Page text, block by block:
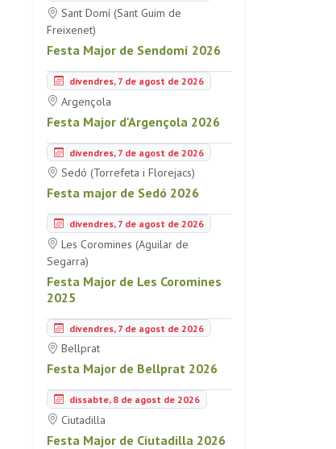
Sant Domí (Sant Guim de
Freixenet)
Festa Major de Sendomí 2026
divendres, 7 de agost de 2026
Argençola
Festa Major d'Argençola 2026
divendres, 7 de agost de 2026
Sedó (Torrefeta i Florejacs)
Festa major de Sedó 2026
divendres, 7 de agost de 2026
Les Coromines (Aguilar de
Segarra)
Festa Major de Les Coromines
2025
divendres, 7 de agost de 2026
Bellprat
Festa Major de Bellprat 2026
dissabte, 8 de agost de 2026
Ciutadilla
Festa Major de Ciutadilla 2026